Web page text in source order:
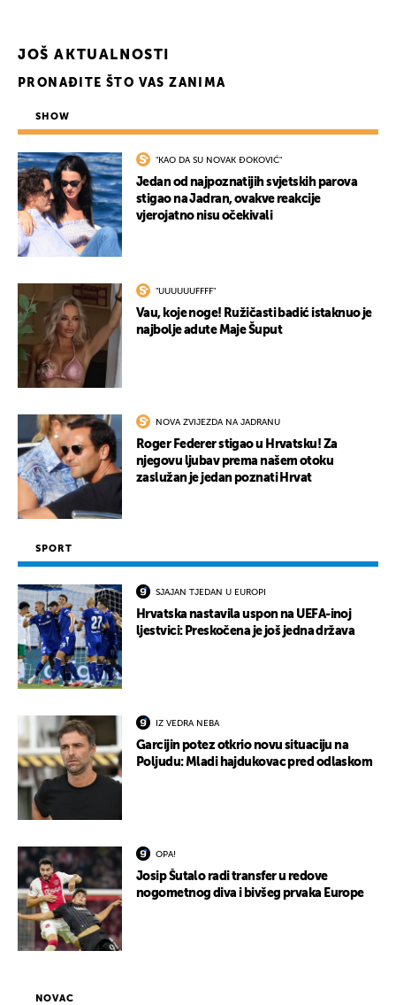
JOŠ AKTUALNOSTI
PRONAĐITE ŠTO VAS ZANIMA
SHOW
"KAO DA SU NOVAK ĐOKOVIĆ"
Jedan od najpoznatijih svjetskih parova
stigao na Jadran, ovakve reakcije
vjerojatno nisu očekivali
"UUUUUUFFFF"
Vau, koje noge! Ružičasti badić istaknuo je
najbolje adute Maje Šuput
NOVA ZVIJEZDA NA JADRANU
Roger Federer stigao u Hrvatsku! Za
njegovu ljubav prema našem otoku
zaslužan je jedan poznati Hrvat
SPORT
SJAJAN TJEDAN U EUROPI
Hrvatska nastavila uspon na UEFA-inoj
ljestvici: Preskočena je još jedna država
IZ VEDRA NEBA
Garcijin potez otkrio novu situaciju na
Poljudu: Mladi hajdukovac pred odlaskom
OPA!
Josip Šutalo radi transfer u redove
nogometnog diva i bivšeg prvaka Europe
NOVAC